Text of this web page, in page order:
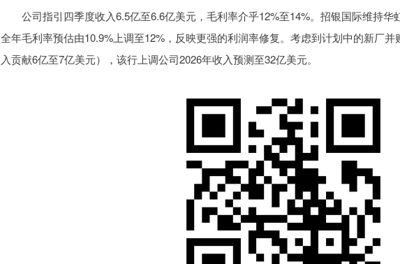
公司指引四季度收入6.5亿至6.6亿美元，毛利率介乎12%至14%。招银国际维持华
全年毛利率预估由10.9%上调至12%，反映更强的利润率修复。考虑到计划中的新厂
入贡献6亿至7亿美元），该行上调公司2026年收入预测至32亿美元。